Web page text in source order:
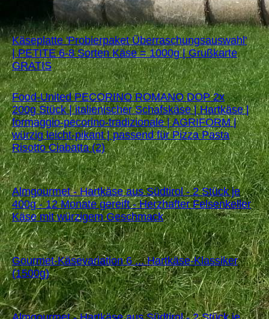
Käseplatte 'Probierpaket Überraschungsauswahl'
| PETITE 6-8 Sorten Käse = 1000g | Grußkarte
GRATIS
Food-United PECORINO ROMANO DOP 2x
200g Stück | italienischer Schafskäse | Hartkäse |
formaggio-pecorino-tradizionale | AGRIFORM |
würzig leicht-pikant | passend für Pizza Pasta
Risotto Ciabatta (2)
Almgourmet - Hartkäse aus Südtirol - 2 Stück je
400g - 12 Monate gereift - Herzhafter Felsenkeller
Käse mit würzigem Geschmack
Gourmet-Käsevariation 6 ... Hartkäse-Klassiker
(1500g)